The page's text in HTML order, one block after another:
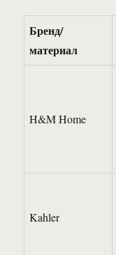
Бренд/
материал
H&M Home
Kahler